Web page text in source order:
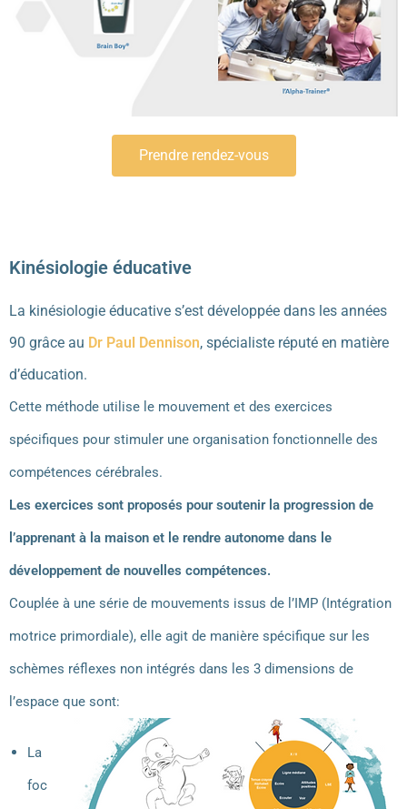
Prendre rendez-vous
Kinésiologie éducative
La kinésiologie éducative s’est développée dans les années
90 grâce au Dr Paul Dennison, spécialiste réputé en matière
d’éducation.
Cette méthode utilise le mouvement et des exercices
spécifiques pour stimuler une organisation fonctionnelle des
compétences cérébrales.
Les exercices sont proposés pour soutenir la progression de
l’apprenant à la maison et le rendre autonome dans le
développement de nouvelles compétences.
Couplée à une série de mouvements issus de l’IMP (Intégration
motrice primordiale), elle agit de manière spécifique sur les
schèmes réflexes non intégrés dans les 3 dimensions de
l’espace que sont:
La
foc